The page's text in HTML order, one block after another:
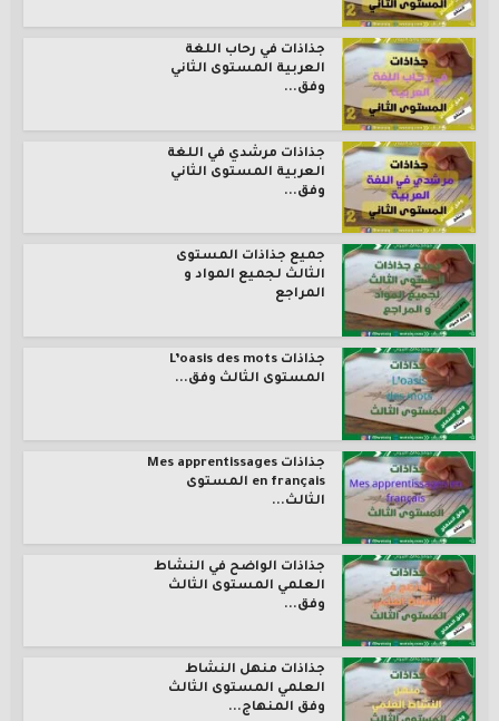
جذاذات في رحاب اللغة
العربية المستوى الثاني
وفق...
جذاذات مرشدي في اللغة
العربية المستوى الثاني
وفق...
جميع جذاذات المستوى
الثالث لجميع المواد و
المراجع
جذاذات L’oasis des mots
المستوى الثالث وفق...
جذاذات Mes apprentissages
en français المستوى
الثالث...
جذاذات الواضح في النشاط
العلمي المستوى الثالث
وفق...
جذاذات منهل النشاط
العلمي المستوى الثالث
وفق المنهاج...